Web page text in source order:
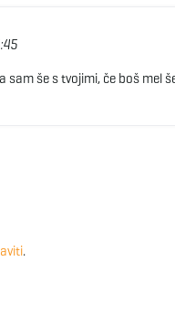
sam še s tvojimi, če boš mel
.